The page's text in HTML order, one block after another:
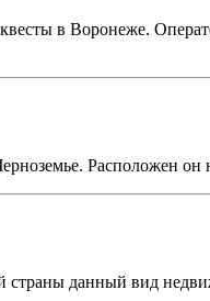
в Воронеже.
Расположен
данный вид